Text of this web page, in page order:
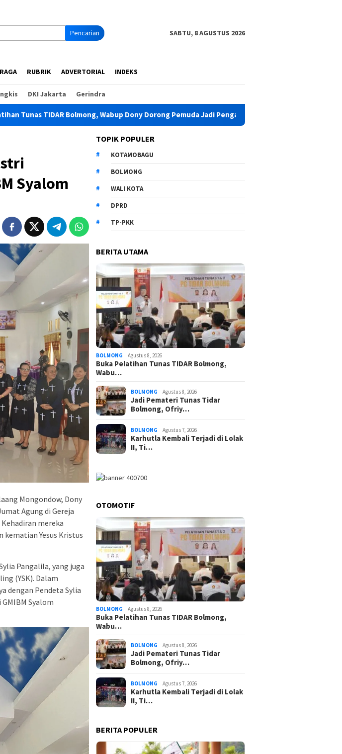
Pencarian SABTU, 8 AGUSTUS 2026
RUBRIK ADVERTORIAL INDEKS
DKI Jakarta Gerindra
Wabup Dony Dorong Pemuda Jadi Pengawal Pembangunan Daerah
Syalom
Mongondow, Dony
Agung di Gereja
mereka
Yesus Kristus
Pangalila, yang juga
(YSK). Dalam
dengan Pendeta Sylia
Syalom
TOPIK POPULER
KOTAMOBAGU
BOLMONG
WALI KOTA
DPRD
TP-PKK
BERITA UTAMA
BOLMONG Agustus 8, 2026
Buka Pelatihan Tunas TIDAR Bolmong,
Wabu…
BOLMONG Agustus 8, 2026
Jadi Pemateri Tunas Tidar
Bolmong, Ofriy…
BOLMONG Agustus 7, 2026
Karhutla Kembali Terjadi di Lolak
II, Ti…
OTOMOTIF
BOLMONG Agustus 8, 2026
Buka Pelatihan Tunas TIDAR Bolmong,
Wabu…
BOLMONG Agustus 8, 2026
Jadi Pemateri Tunas Tidar
Bolmong, Ofriy…
BOLMONG Agustus 7, 2026
Karhutla Kembali Terjadi di Lolak
II, Ti…
BERITA POPULER